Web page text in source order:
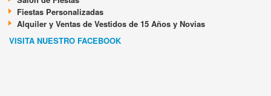
Fiestas Personalizadas
Alquiler y Ventas de Vestidos de 15 Años y Novias
VISITA NUESTRO FACEBOOK